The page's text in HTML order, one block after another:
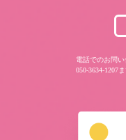
電話でのお問い
050-3634-1207